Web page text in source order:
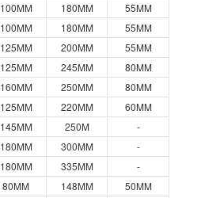
100MM 180MM
55MM
100MM 180MM
55MM
125MM 200MM
55MM
125MM 245MM
80MM
160MM 250MM
80MM
125MM 220MM
60MM
145MM 250M
-
180MM 300MM
-
180MM 335MM
-
80MM 148MM
50MM